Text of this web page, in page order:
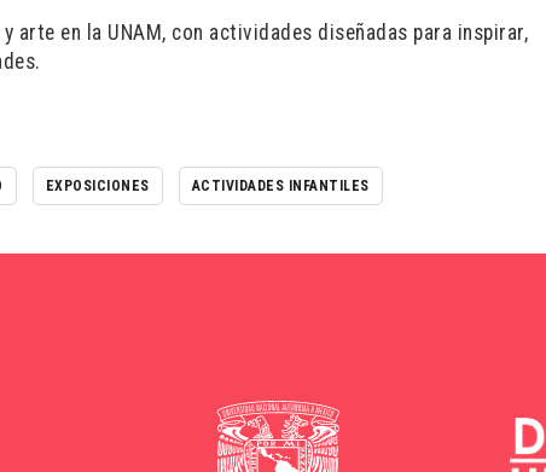
arte en la UNAM, con actividades diseñadas para inspirar,
EXPOSICIONES ACTIVIDADES INFANTILES